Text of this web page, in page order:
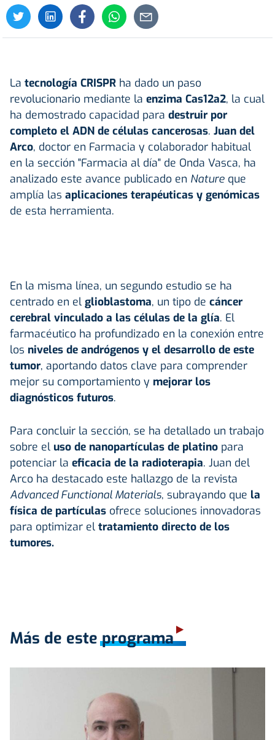
La tecnología CRISPR ha dado un paso
revolucionario mediante la enzima Cas12a2, la cual
ha demostrado capacidad para destruir por
completo el ADN de células cancerosas. Juan del
Arco, doctor en Farmacia y colaborador habitual
en la sección "Farmacia al día" de Onda Vasca, ha
analizado este avance publicado en Nature que
amplía las aplicaciones terapéuticas y genómicas
de esta herramienta.
En la misma línea, un segundo estudio se ha
centrado en el glioblastoma, un tipo de cáncer
cerebral vinculado a las células de la glía. El
farmacéutico ha profundizado en la conexión entre
los niveles de andrógenos y el desarrollo de este
tumor, aportando datos clave para comprender
mejor su comportamiento y mejorar los
diagnósticos futuros.
Para concluir la sección, se ha detallado un trabajo
sobre el uso de nanopartículas de platino para
potenciar la eficacia de la radioterapia. Juan del
Arco ha destacado este hallazgo de la revista
Advanced Functional Materials, subrayando que la
física de partículas ofrece soluciones innovadoras
para optimizar el tratamiento directo de los
tumores.
Más de este programa